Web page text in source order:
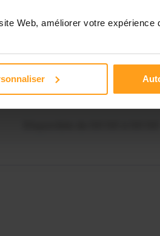
Web, améliorer votre expérience
Disponible de 00:00 à 00:00